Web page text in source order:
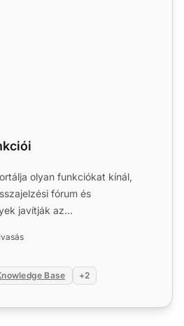
olyan funkciókat kínál,
fórum és
javítják az
Base +2